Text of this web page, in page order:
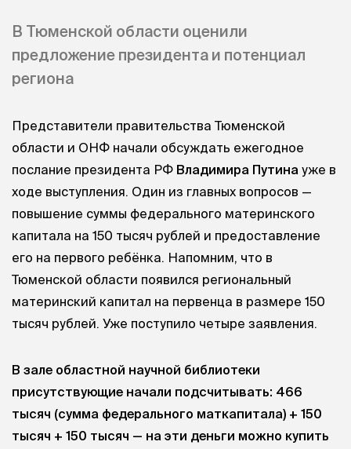
В Тюменской области оценили
предложение президента и потенциал
региона
Представители правительства Тюменской
области и ОНФ начали обсуждать ежегодное
послание президента РФ Владимира Путина уже в
ходе выступления. Один из главных вопросов —
повышение суммы федерального материнского
капитала на 150 тысяч рублей и предоставление
его на первого ребёнка. Напомним, что в
Тюменской области появился региональный
материнский капитал на первенца в размере 150
тысяч рублей. Уже поступило четыре заявления.
В зале областной научной библиотеки
присутствующие начали подсчитывать: 466
тысяч (сумма федерального маткапитала) + 150
тысяч + 150 тысяч — на эти деньги можно купить